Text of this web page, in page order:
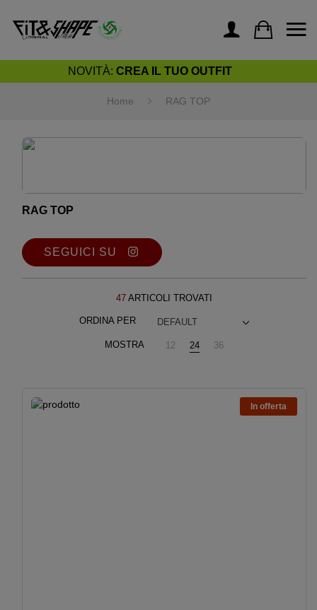
NOVITÀ: CREA IL TUO OUTFIT
Home RAG TOP
RAG TOP
SEGUICI SU
47 ARTICOLI TROVATI
ORDINA PER DEFAULT
MOSTRA 12 24 36
In offerta